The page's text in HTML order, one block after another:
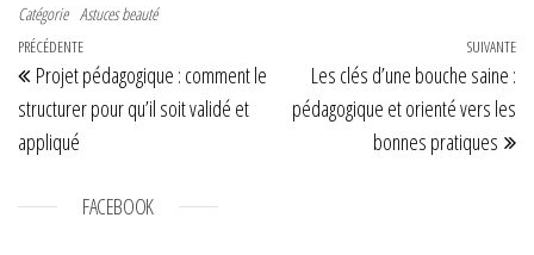
Catégorie Astuces beauté
Navigation de l’article
Article précédent
PRÉCÉDENTE
Projet pédagogique : comment le
structurer pour qu’il soit validé et
appliqué
SUIVANTE
Les clés d’une bouche saine :
pédagogique et orienté vers les
bonnes pratiques
FACEBOOK